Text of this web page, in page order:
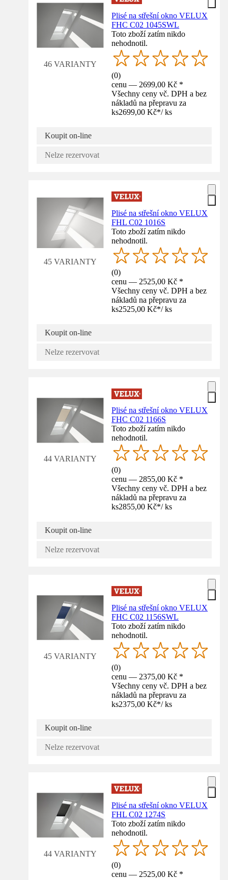
46 VARIANTY
Plisé na střešní okno VELUX
FHC C02 1045SWL
Toto zboží zatím nikdo
nehodnotil.
(0)
cenu — 2699,00 Kč *
Všechny ceny vč. DPH a bez
nákladů na přepravu za
ks2699,00 Kč*/ ks
Koupit on-line
Nelze rezervovat
45 VARIANTY
Plisé na střešní okno VELUX
FHL C02 1016S
Toto zboží zatím nikdo
nehodnotil.
(0)
cenu — 2525,00 Kč *
Všechny ceny vč. DPH a bez
nákladů na přepravu za
ks2525,00 Kč*/ ks
Koupit on-line
Nelze rezervovat
44 VARIANTY
Plisé na střešní okno VELUX
FHC C02 1166S
Toto zboží zatím nikdo
nehodnotil.
(0)
cenu — 2855,00 Kč *
Všechny ceny vč. DPH a bez
nákladů na přepravu za
ks2855,00 Kč*/ ks
Koupit on-line
Nelze rezervovat
45 VARIANTY
Plisé na střešní okno VELUX
FHC C02 1156SWL
Toto zboží zatím nikdo
nehodnotil.
(0)
cenu — 2375,00 Kč *
Všechny ceny vč. DPH a bez
nákladů na přepravu za
ks2375,00 Kč*/ ks
Koupit on-line
Nelze rezervovat
44 VARIANTY
Plisé na střešní okno VELUX
FHL C02 1274S
Toto zboží zatím nikdo
nehodnotil.
(0)
cenu — 2525,00 Kč *